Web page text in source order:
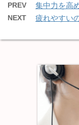
PREV 集中力を高
NEXT 疲れやすい